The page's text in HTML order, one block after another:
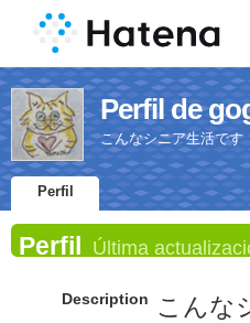
Perfil de
こんなシニア生活です
Perfil
Perfil Última
Description こんな